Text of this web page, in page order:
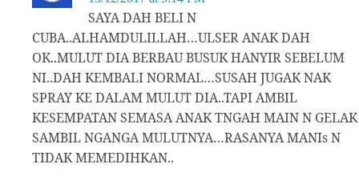
SAYA DAH BELI N
CUBA..ALHAMDULILLAH…ULSER ANAK DAH
OK..MULUT DIA BERBAU BUSUK HANYIR SEBELUM
NI..DAH KEMBALI NORMAL…SUSAH JUGAK NAK
SPRAY KE DALAM MULUT DIA..TAPI AMBIL
KESEMPATAN SEMASA ANAK TNGAH MAIN N GELAK
SAMBIL NGANGA MULUTNYA…RASANYA MANIs N
TIDAK MEMEDIHKAN..